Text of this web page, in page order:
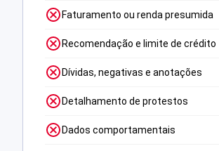
Faturamento ou renda presumida
Recomendação e limite de crédito
Dívidas, negativas e anotações
Detalhamento de protestos
Dados comportamentais